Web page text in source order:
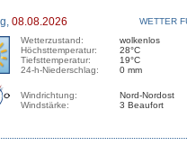
08.08.2026
WETTER
Wetterzustand:
Höchsttemperatur:
Tiefsttemperatur:
24-h-Niederschlag:
wolkenlos
28°C
19°C
0 mm
Windrichtung:
Windstärke:
Nord-Nordost
3 Beaufort